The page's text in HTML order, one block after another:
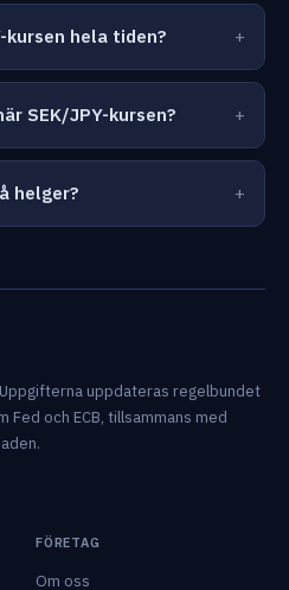
kursen hela tiden?
SEK/JPY-kursen?
helger?
uppdateras regelbundet
och ECB, tillsammans med
FÖRETAG
Om oss